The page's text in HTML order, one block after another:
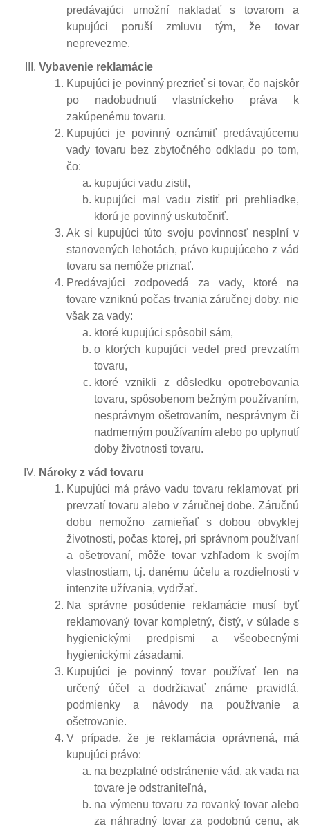
predávajúci umožní nakladať s tovarom a
kupujúci poruší zmluvu tým, že tovar
neprevezme.
Vybavenie reklamácie
Kupujúci je povinný prezrieť si tovar, čo najskôr
po nadobudnutí vlastníckeho práva k
zakúpenému tovaru.
Kupujúci je povinný oznámiť predávajúcemu
vady tovaru bez zbytočného odkladu po tom,
čo:
kupujúci vadu zistil,
kupujúci mal vadu zistiť pri prehliadke,
ktorú je povinný uskutočniť.
Ak si kupujúci túto svoju povinnosť nesplní v
stanovených lehotách, právo kupujúceho z vád
tovaru sa nemôže priznať.
Predávajúci zodpovedá za vady, ktoré na
tovare vzniknú počas trvania záručnej doby, nie
však za vady:
ktoré kupujúci spôsobil sám,
o ktorých kupujúci vedel pred prevzatím
tovaru,
ktoré vznikli z dôsledku opotrebovania
tovaru, spôsobenom bežným používaním,
nesprávnym ošetrovaním, nesprávnym či
nadmerným používaním alebo po uplynutí
doby životnosti tovaru.
Nároky z vád tovaru
Kupujúci má právo vadu tovaru reklamovať pri
prevzatí tovaru alebo v záručnej dobe. Záručnú
dobu nemožno zamieňať s dobou obvyklej
životnosti, počas ktorej, pri správnom používaní
a ošetrovaní, môže tovar vzhľadom k svojím
vlastnostiam, t.j. danému účelu a rozdielnosti v
intenzite užívania, vydržať.
Na správne posúdenie reklamácie musí byť
reklamovaný tovar kompletný, čistý, v súlade s
hygienickými predpismi a všeobecnými
hygienickými zásadami.
Kupujúci je povinný tovar používať len na
určený účel a dodržiavať známe pravidlá,
podmienky a návody na používanie a
ošetrovanie.
V prípade, že je reklamácia oprávnená, má
kupujúci právo:
na bezplatné odstránenie vád, ak vada na
tovare je odstraniteľná,
na výmenu tovaru za rovanký tovar alebo
za náhradný tovar za podobnú cenu, ak